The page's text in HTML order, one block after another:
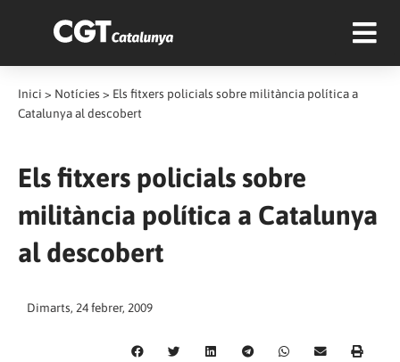
Inici > Notícies > Els fitxers policials sobre militància política a
Catalunya al descobert
Els fitxers policials sobre
militància política a Catalunya
al descobert
Dimarts, 24 febrer, 2009